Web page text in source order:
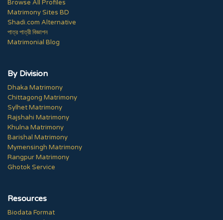
Browse All Profiles
Matrimony Sites BD
Shadi.com Alternative
পাত্র পাত্রী বিজ্ঞাপন
Matrimonial Blog
By Division
Dhaka Matrimony
Chittagong Matrimony
Sylhet Matrimony
Rajshahi Matrimony
Khulna Matrimony
Barishal Matrimony
Mymensingh Matrimony
Rangpur Matrimony
Ghotok Service
Resources
Biodata Format